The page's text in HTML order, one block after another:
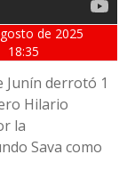
de 2025
18:35
Junín derrotó 1
Hilario
la
Sava como